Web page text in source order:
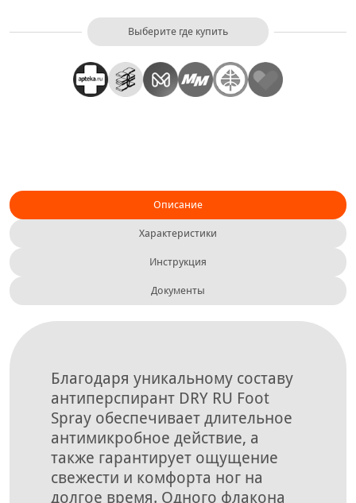
Выберите где купить
Описание
Характеристики
Инструкция
Документы
Благодаря уникальному составу
антиперспирант DRY RU Foot
Spray обеспечивает длительное
антимикробное действие, а
также гарантирует ощущение
свежести и комфорта ног на
долгое время. Одного флакона